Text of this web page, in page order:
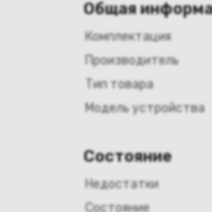
Общая
Комплектация
Производитель
Тип товара
Модель устройства
Состояние
Недостатки
Состояние